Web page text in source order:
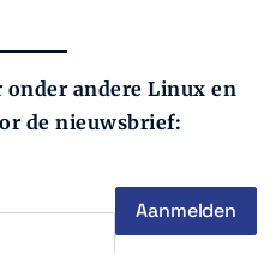
andere Linux en
de nieuwsbrief: